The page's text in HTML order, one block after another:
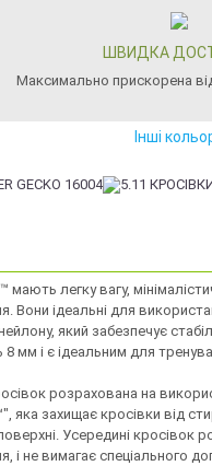
ШВИДКА
Максимально прискорена
Інші
мають легку вагу,
ідеальні для
який забезпечує
мм і є ідеальним для
розрахована на
яка захищає кросівки від
Усередині
не вимагає спеціального